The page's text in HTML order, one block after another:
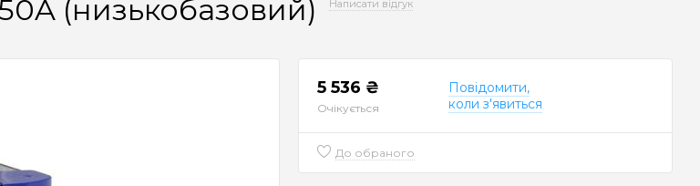
(низькобазовий) Написати відгук
5 536 ₴
Очікується
Повідомити,
коли з'явиться
До обраного